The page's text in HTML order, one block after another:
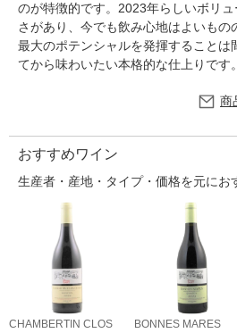
のが特徴的です。2023年らしいボリ
さがあり、今でも飲み心地はよいもの
最大のポテンシャルを発揮することは
てから味わいたい本格的な仕上りです。
商
おすすめワイン
生産者・産地・タイプ・価格を元にお
CHAMBERTIN CLOS
BONNES MARES